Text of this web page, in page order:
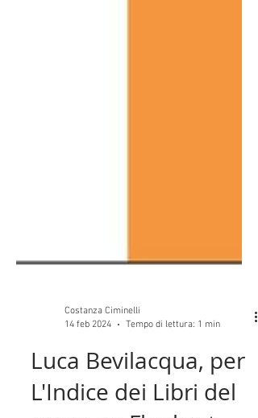
14 feb 2024
Tempo di lettura: 1 min
Luca Bevilacqua, per